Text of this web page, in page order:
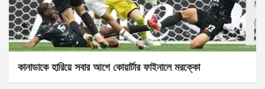
কানাডাকে হারিয়ে সবার আগে কোয়ার্টার ফাইনালে মরক্কো